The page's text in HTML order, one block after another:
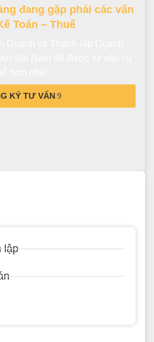
đang gặp phải các vấn
Toán – Thuế
KÝ TƯ VẤN
lập